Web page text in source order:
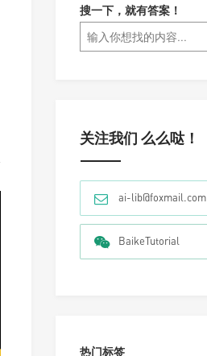
搜一下，就有答案！
关注我们 么么哒！
ai-lib@foxmail.com
BaikeTutorial
热门标签